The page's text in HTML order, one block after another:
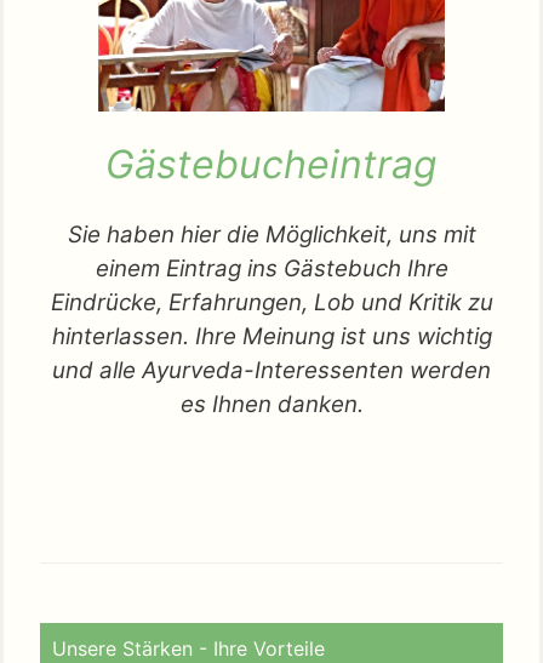
Gästebucheintrag
Sie haben hier die Möglichkeit, uns mit
einem Eintrag ins Gästebuch Ihre
Eindrücke, Erfahrungen, Lob und Kritik zu
hinterlassen. Ihre Meinung ist uns wichtig
und alle Ayurveda-Interessenten werden
es Ihnen danken.
Unsere Stärken - Ihre Vorteile